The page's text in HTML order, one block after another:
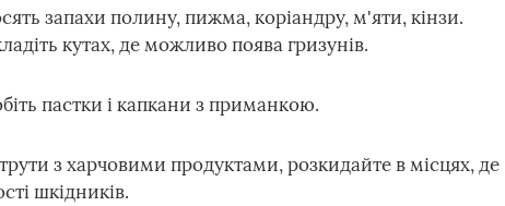
запахи полину, пижма, коріандру, м'яти, кінзи.
кутах, де можливо поява гризунів.
пастки і капкани з приманкою.
з харчовими продуктами, розкидайте в місцях, де
шкідників.